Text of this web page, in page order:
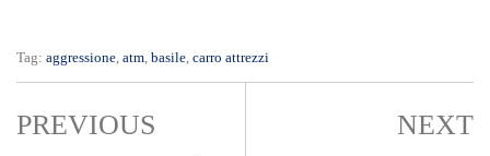
Tag: aggressione atm basile carro attrezzi
PREVIOUS NEXT